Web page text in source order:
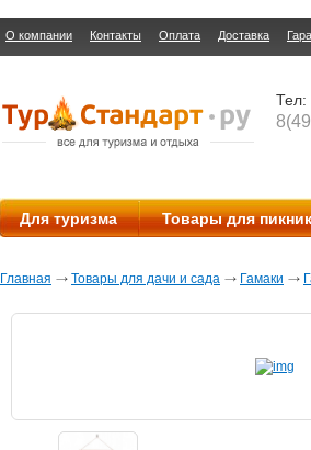
О компании Контакты Оплата Доставка
Тел:
Для туризма Товары для
Главная Товары для дачи и сада Гамаки